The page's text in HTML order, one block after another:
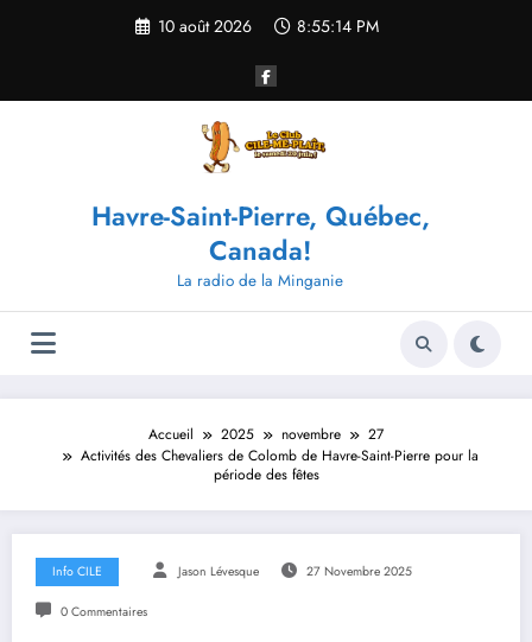
10 août 2026 8:55:14 PM
Havre-Saint-Pierre, Québec,
Canada!
La radio de la Minganie
Accueil 2025 novembre
27
Activités des Chevaliers de Colomb de Havre-Saint-Pierre pour la
période des fêtes
Info CILE Jason Lévesque 27 Novembre 2025
0 Commentaires